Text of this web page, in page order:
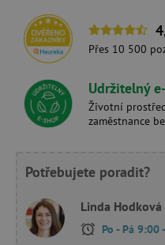
Přes 10 500
Udržitelný
Životní
zaměstnance
Potřebujete poradit?
Linda Hodková
Po - Pá 9:00